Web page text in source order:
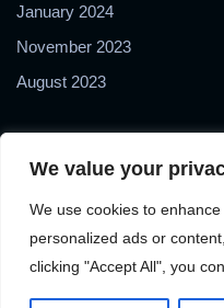
We value your
We use cookies to
personalized ads or
clicking "Accept All", you
January 2024
November 2023
August 2023